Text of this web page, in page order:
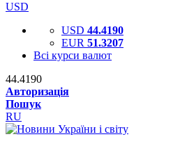
USD
USD 44.4190
EUR 51.3207
Всі курси валют
44.4190
Авторизація
Пошук
RU